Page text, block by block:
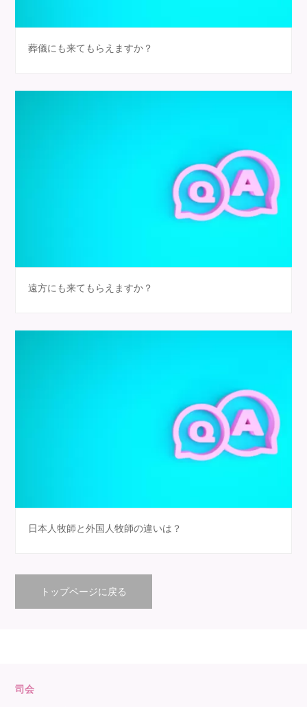
葬儀にも来てもらえますか？
遠方にも来てもらえますか？
日本人牧師と外国人牧師の違いは？
トップページに戻る
司会